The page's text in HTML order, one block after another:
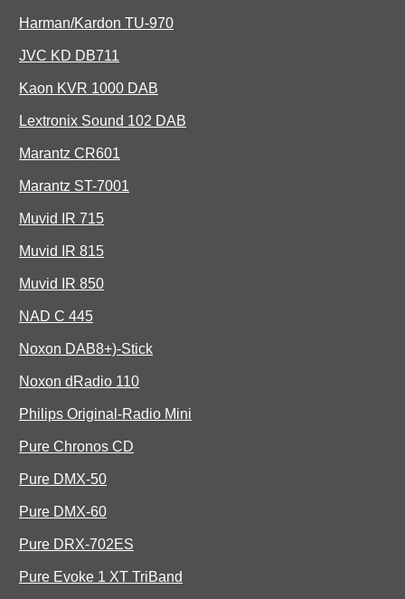
Harman/Kardon TU-970
JVC KD DB711
Kaon KVR 1000 DAB
Lextronix Sound 102 DAB
Marantz CR601
Marantz ST-7001
Muvid IR 715
Muvid IR 815
Muvid IR 850
NAD C 445
Noxon DAB8+)-Stick
Noxon dRadio 110
Philips Original-Radio Mini
Pure Chronos CD
Pure DMX-50
Pure DMX-60
Pure DRX-702ES
Pure Evoke 1 XT TriBand